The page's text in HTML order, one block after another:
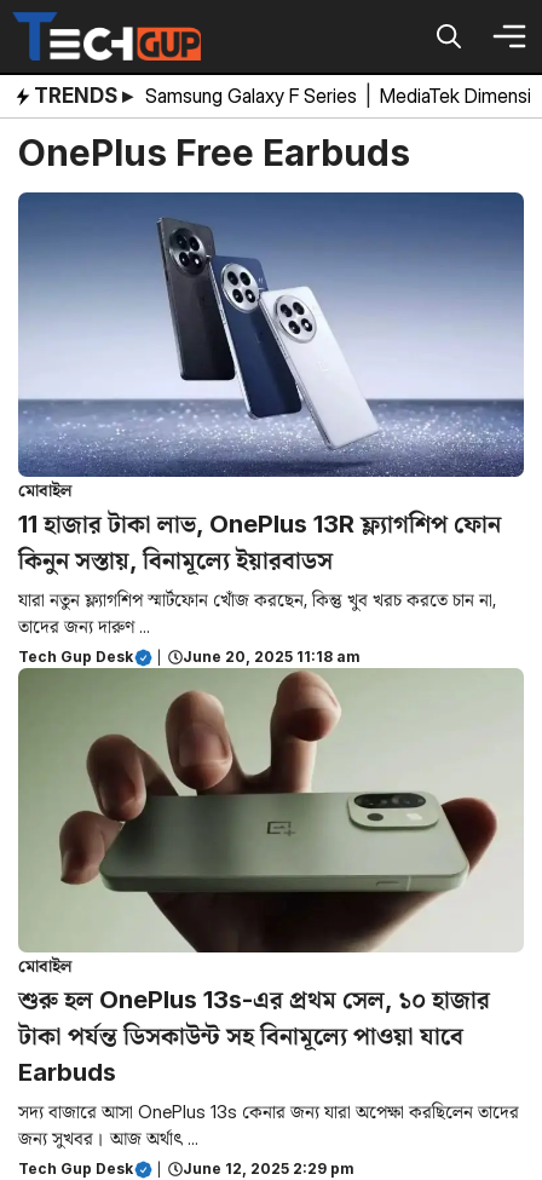
Skip
content
TRENDS ▸ Samsung Galaxy F Series MediaTek
OnePlus Free Earbuds
মোবাইল
11 হাজার টাকা লাভ, OnePlus 13R ফ্ল্যাগশিপ ফোন
কিনুন সস্তায়, বিনামূল্যে ইয়ারবাডস
যারা নতুন ফ্ল্যাগশিপ স্মার্টফোন খোঁজ করছেন, কিন্তু খুব খরচ করতে চান না,
তাদের জন্য দারুণ ...
Tech Gup Desk June 20, 2025 11:18 am
মোবাইল
শুরু হল OnePlus 13s-এর প্রথম সেল, ১০ হাজার
টাকা পর্যন্ত ডিসকাউন্ট সহ বিনামূল্যে পাওয়া যাবে
Earbuds
সদ্য বাজারে আসা OnePlus 13s কেনার জন্য যারা অপেক্ষা করছিলেন তাদের
জন্য সুখবর। আজ অর্থাৎ ...
Tech Gup Desk June 12, 2025 2:29 pm